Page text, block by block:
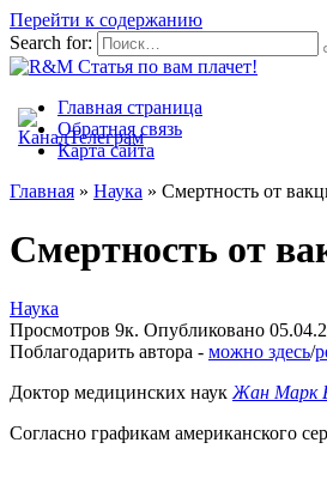
Перейти к содержанию
Search for:
Главная страница
Обратная связь
Карта сайта
Главная » Наука » Смертность от
Смертность от
Наука
Просмотров 9к. Опубликовано
Поблагодарить автора - можно здесь/
Доктор медицинских наук Жан Марк
Согласно графикам американского